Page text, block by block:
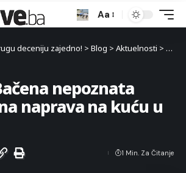
Aa
deceniju zajedno! > Blog > Aktuelnosti > Crna
nepoznata
naprava na kuću u
1 Min. Za Čitanje